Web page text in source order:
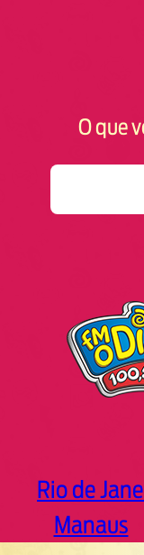
O que
Rio de
Manaus